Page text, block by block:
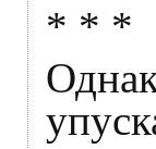
* * *